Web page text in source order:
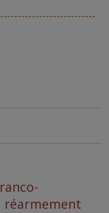
réarmement